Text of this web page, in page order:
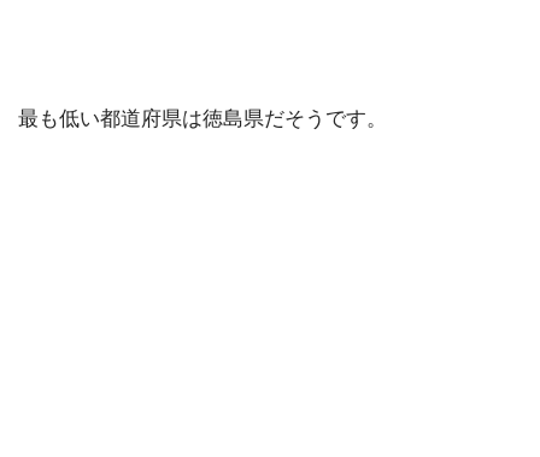
最も低い都道府県は徳島県だそうです。